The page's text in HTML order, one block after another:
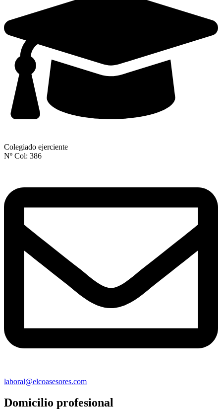
Colegiado ejerciente
Nº Col: 386
laboral@elcoasesores.com
Domicilio profesional